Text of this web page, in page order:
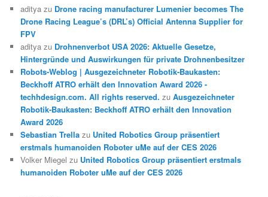
aditya zu Drone racing manufacturer Lumenier becomes The
Drone Racing League’s (DRL’s) Official Antenna Supplier for
FPV
aditya zu Drohnenverbot USA 2026: Aktuelle Gesetze,
Hintergründe und Auswirkungen für private Drohnenbesitzer
Robots-Weblog | Ausgezeichneter Robotik-Baukasten:
Beckhoff ATRO erhält den Innovation Award 2026 -
techhdesign.com. All rights reserved. zuAusgezeichneter
Robotik-Baukasten: Beckhoff ATRO erhält den Innovation
Award 2026
Sebastian Trella zu United Robotics Group präsentiert
erstmals humanoiden Roboter uMe auf der CES 2026
Volker Miegel zu United Robotics Group präsentiert erstmals
humanoiden Roboter uMe auf der CES 2026